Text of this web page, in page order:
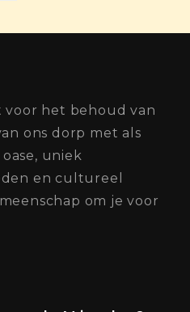
voor het behoud van
ons dorp met als
uniek
en cultureel
om je voor